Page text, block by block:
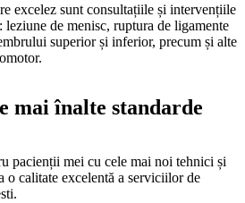
excelez sunt consultațiile și intervențiile
de menisc, ruptura de ligamente
superior și inferior, precum și alte
mai înalte standarde
pacienții mei cu cele mai noi tehnici și
o calitate excelentă a serviciilor de